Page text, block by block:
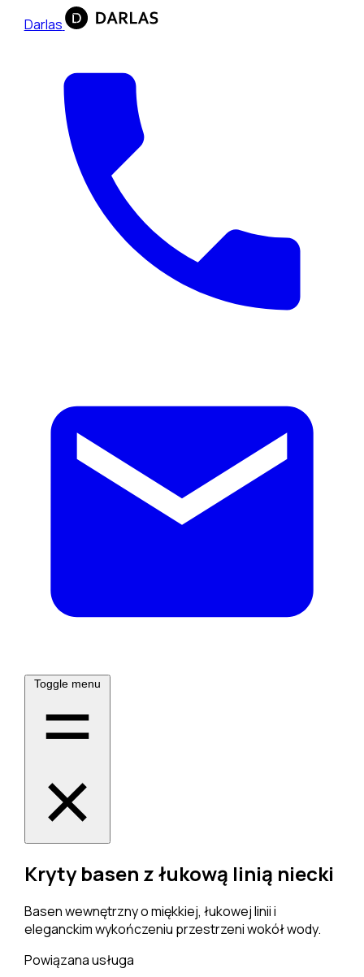
Darlas
Toggle menu
Kryty basen z łukową linią niecki
Basen wewnętrzny o miękkiej, łukowej linii i
eleganckim wykończeniu przestrzeni wokół wody.
Powiązana usługa